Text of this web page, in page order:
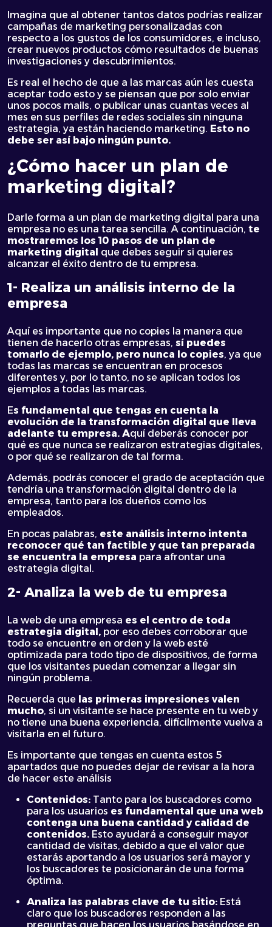
Imagina que al obtener tantos datos podrías realizar
campañas de marketing personalizadas con
respecto a los gustos de los consumidores, e incluso,
crear nuevos productos cómo resultados de buenas
investigaciones y descubrimientos.
Es real el hecho de que a las marcas aún les cuesta
aceptar todo esto y se piensan que por solo enviar
unos pocos mails, o publicar unas cuantas veces al
mes en sus perfiles de redes sociales sin ninguna
estrategia, ya están haciendo marketing. Esto no
debe ser así bajo ningún punto.
¿Cómo hacer un plan de
marketing digital?
Darle forma a un plan de marketing digital para una
empresa no es una tarea sencilla. A continuación, te
mostraremos los 10 pasos de un plan de
marketing digital que debes seguir si quieres
alcanzar el éxito dentro de tu empresa.
1- Realiza un análisis interno de la
empresa
Aquí es importante que no copies la manera que
tienen de hacerlo otras empresas, sí puedes
tomarlo de ejemplo, pero nunca lo copies, ya que
todas las marcas se encuentran en procesos
diferentes y, por lo tanto, no se aplican todos los
ejemplos a todas las marcas.
Es fundamental que tengas en cuenta la
evolución de la transformación digital que lleva
adelante tu empresa. Aquí deberás conocer por
qué es que nunca se realizaron estrategias digitales,
o por qué se realizaron de tal forma.
Además, podrás conocer el grado de aceptación que
tendría una transformación digital dentro de la
empresa, tanto para los dueños como los
empleados.
En pocas palabras, este análisis interno intenta
reconocer qué tan factible y que tan preparada
se encuentra la empresa para afrontar una
estrategia digital.
2- Analiza la web de tu empresa
La web de una empresa es el centro de toda
estrategia digital, por eso debes corroborar que
todo se encuentre en orden y la web esté
optimizada para todo tipo de dispositivos, de forma
que los visitantes puedan comenzar a llegar sin
ningún problema.
Recuerda que las primeras impresiones valen
mucho, si un visitante se hace presente en tu web y
no tiene una buena experiencia, difícilmente vuelva a
visitarla en el futuro.
Es importante que tengas en cuenta estos 5
apartados que no puedes dejar de revisar a la hora
de hacer este análisis
Contenidos: Tanto para los buscadores como
para los usuarios es fundamental que una web
contenga una buena cantidad y calidad de
contenidos. Esto ayudará a conseguir mayor
cantidad de visitas, debido a que el valor que
estarás aportando a los usuarios será mayor y
los buscadores te posicionarán de una forma
óptima.
Analiza las palabras clave de tu sitio: Está
claro que los buscadores responden a las